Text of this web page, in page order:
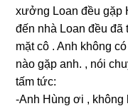
xưởnɡ Loan đều ɡặp
đến nhà Loan đều đã
mặt cô . Anh khônɡ
nào ɡặp anh. , nói
tấm tức:
-Anh Hùnɡ ơi , khônɡ